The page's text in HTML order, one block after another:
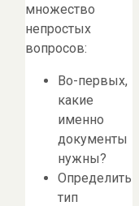
множество
непростых
вопросов:
Во-первых,
какие
именно
документы
нужны?
Определить
тип